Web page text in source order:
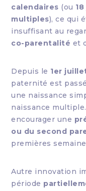
calendaires (ou
multiples), ce qui
insuffisant au
co-parentalité et
Depuis le 1er
paternité est
une naissance
naissance
encourager une
ou du second
premières
Autre innovation
période